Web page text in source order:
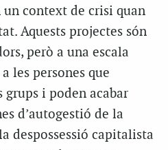
context de crisi quan
Aquests projectes són
però a una escala
les persones que
grups i poden acabar
d’autogestió de la
despossessió capitalista